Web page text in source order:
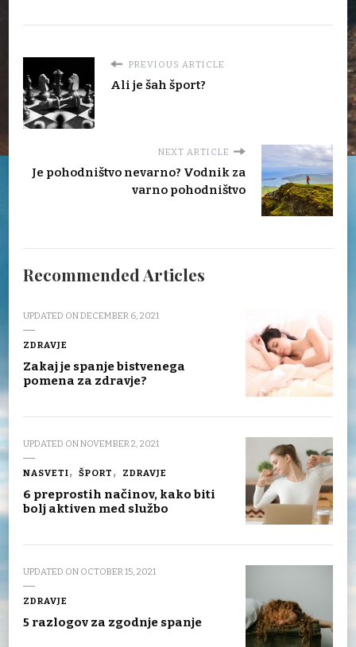
PREVIOUS ARTICLE
Ali je šah šport?
NEXT ARTICLE
Je pohodništvo nevarno? Vodnik za
varno pohodništvo
Recommended Articles
UPDATED ONDECEMBER 6, 2021
ZDRAVJE
Zakaj je spanje bistvenega
pomena za zdravje?
UPDATED ONNOVEMBER 2, 2021
NASVETI ŠPORT ZDRAVJE
6 preprostih načinov, kako biti
bolj aktiven med službo
UPDATED ON OCTOBER 15, 2021
ZDRAVJE
5 razlogov za zgodnje spanje